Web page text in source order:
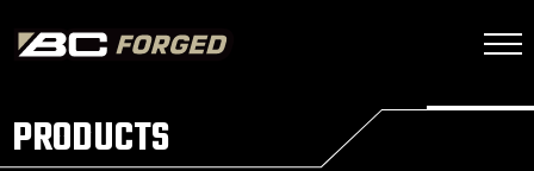
PRODUCTS